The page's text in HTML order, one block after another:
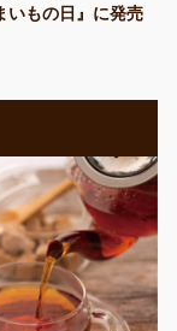
いもの日』に発売